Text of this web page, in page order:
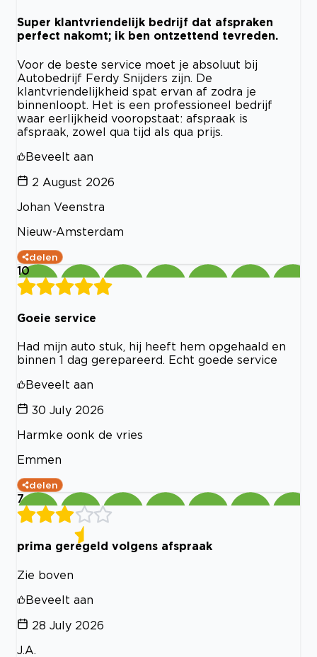
Super klantvriendelijk bedrijf dat afspraken
perfect nakomt; ik ben ontzettend tevreden.
Voor de beste service moet je absoluut bij
Autobedrijf Ferdy Snijders zijn. De
klantvriendelijkheid spat ervan af zodra je
binnenloopt. Het is een professioneel bedrijf
waar eerlijkheid vooropstaat: afspraak is
afspraak, zowel qua tijd als qua prijs.
Beveelt aan
2 August 2026
Johan Veenstra
Nieuw-Amsterdam
delen
10
Goeie service
Had mijn auto stuk, hij heeft hem opgehaald en
binnen 1 dag gerepareerd. Echt goede service
Beveelt aan
30 July 2026
Harmke oonk de vries
Emmen
delen
7
prima geregeld volgens afspraak
Zie boven
Beveelt aan
28 July 2026
J.A.